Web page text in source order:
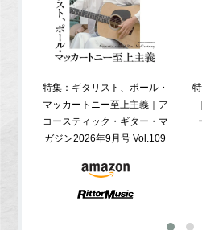
特集：ギタリスト、ポール・
マッカートニー至上主義｜ア
コースティック・ギター・マ
ガジン2026年9月号 Vol.109